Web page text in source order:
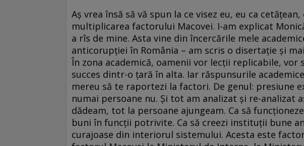
Aş vrea însă să vă spun la ce visez eu, eu ca
multiplicarea factorului Macovei. I-am explicat
a rîs de mine. Asta vine din încercările mele
anticorupţiei în România – am scris o disertaţie şi
În zona academică, oamenii vor lecţii replicabile,
succes dintr-o ţară în alta. Iar răspunsurile
mereu să te raportezi la factori. De genul: presiune
numai persoane nu. Şi tot am analizat şi re-analizat
dădeam, tot la persoane ajungeam. Ca să
buni în funcţii potrivite. Ca să creezi instituţii bune
curajoase din interiorul sistemului. Acesta este